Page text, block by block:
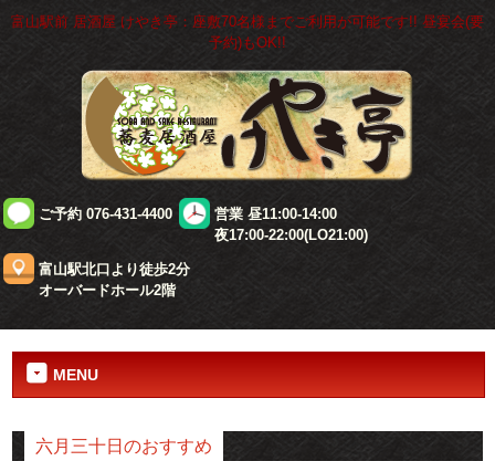
富山駅前 居酒屋 けやき亭：座敷70名様までご利用が可能です!! 昼宴会(要
予約)もOK!!
ご予約 076-431-4400
営業 昼11:00-14:00
夜17:00-22:00(LO21:00)
富山駅北口より徒歩2分
オーバードホール2階
MENU
六月三十日のおすすめ